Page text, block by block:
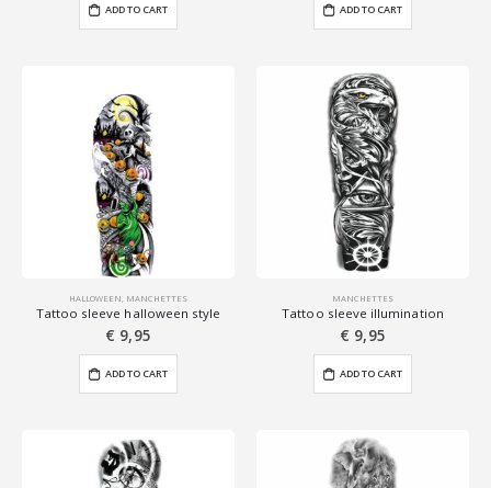
ADD TO CART ADD TO CART
HALLOWEEN, MANCHETTES
Tattoo sleeve halloween style
€ 9,95
ADD TO CART
MANCHETTES
Tattoo sleeve illumination
€ 9,95
ADD TO CART